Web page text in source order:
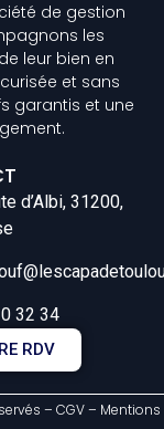
de gestion
les
leur bien en
et sans
garantis et une
d’Albi, 31200,
32 34
RDV
– CGV – Mentions